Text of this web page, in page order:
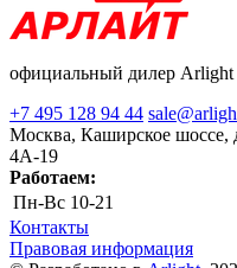
официальный дилер Arlight
+7 495 128 94 44
Москва, Каширское шоссе,
4А-19
Работаем:
Пн-Вс 10-21
Контакты
Правовая информация